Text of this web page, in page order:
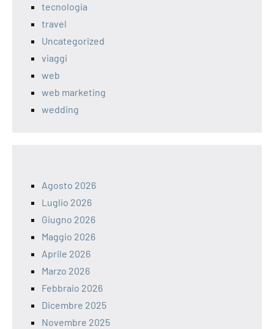
tecnologia
travel
Uncategorized
viaggi
web
web marketing
wedding
Agosto 2026
Luglio 2026
Giugno 2026
Maggio 2026
Aprile 2026
Marzo 2026
Febbraio 2026
Dicembre 2025
Novembre 2025